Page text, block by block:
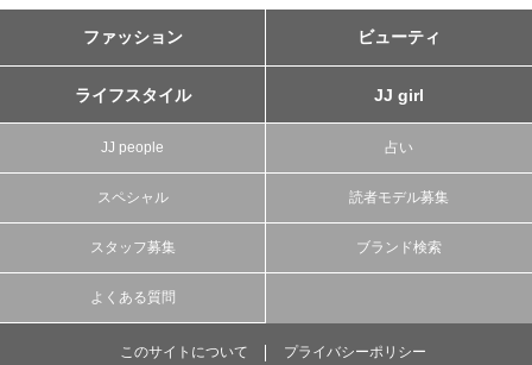
ファッション ビューティ
ライフスタイル JJ girl
JJ people 占い
スペシャル 読者モデル募集
スタッフ募集 ブランド検索
よくある質問
このサイトについて
プライバシーポリシー